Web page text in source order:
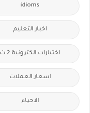
idioms
اخبار التعليم
اختبارات الكترونية 2 ث
اسعار العملات
الاحياء